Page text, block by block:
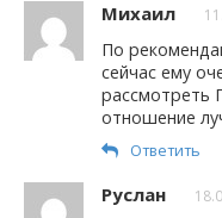
Михаил
По
сейчас ему
рассмотреть
отношение
Ответить
Руслан